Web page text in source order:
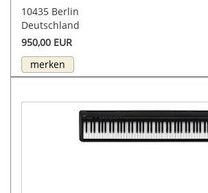
10435 Berlin
Deutschland
950,00 EUR
merken